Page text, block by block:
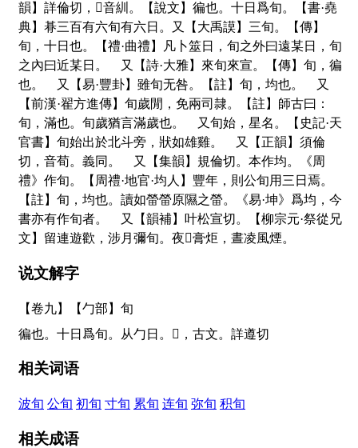
韻】詳倫切， 𠀤音紃。【說文】徧也。十日爲旬。【書·堯
典】朞三百有六旬有六日。又【大禹謨】三旬。【傳】
旬，十日也。【禮·曲禮】凡卜筮日，旬之外曰遠某日，旬
之內曰近某日。 又【詩·大雅】來旬來宣。【傳】旬，徧
也。 又【易·豐卦】雖旬无咎。【註】旬，均也。 又
【前漢·翟方進傳】旬歲閒，免兩司隷。【註】師古曰：
旬，滿也。旬歲猶言滿歲也。 又旬始，星名。【史記·天
官書】旬始出於北斗旁，狀如雄雞。 又【正韻】須倫
切，音荀。義同。 又【集韻】規倫切。本作均。《周
禮》作旬。【周禮·地官·均人】豐年，則公旬用三日焉。
【註】旬，均也。讀如㽦㽦原隰之㽦。《易·坤》爲均，今
書亦有作旬者。 又【韻補】叶松宣切。【柳宗元·祭從兄
文】留連遊歡，涉月彌旬。夜𤑔膏炬，晝凌風煙。
说文解字
【卷九】【勹部】 旬
徧也。十日爲旬。从勹日。
𠣙 ，古文。詳遵切
相关词语
波旬 公旬 初旬 寸旬 累旬 连旬 弥旬 积旬
相关成语